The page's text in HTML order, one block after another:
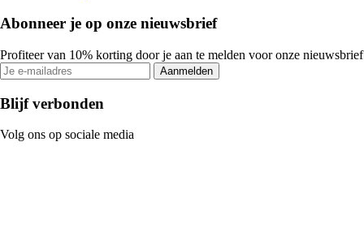
Abonneer je op onze nieuwsbrief
Profiteer van 10% korting door je aan te melden voor onze nieuwsbrief
Aanmelden
Blijf verbonden
Volg ons op sociale media